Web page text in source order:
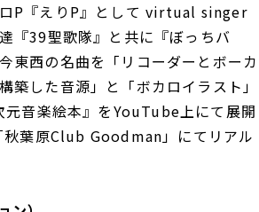
P『えりP』として virtual singer
『39聖歌隊』と共に『ぼっちバ
東西の名曲を「リコーダーとボーカ
築した音源」と「ボカロイラスト」
元音楽絵本』をYouTube上にて展開
葉原Club Goodman」にてリアル